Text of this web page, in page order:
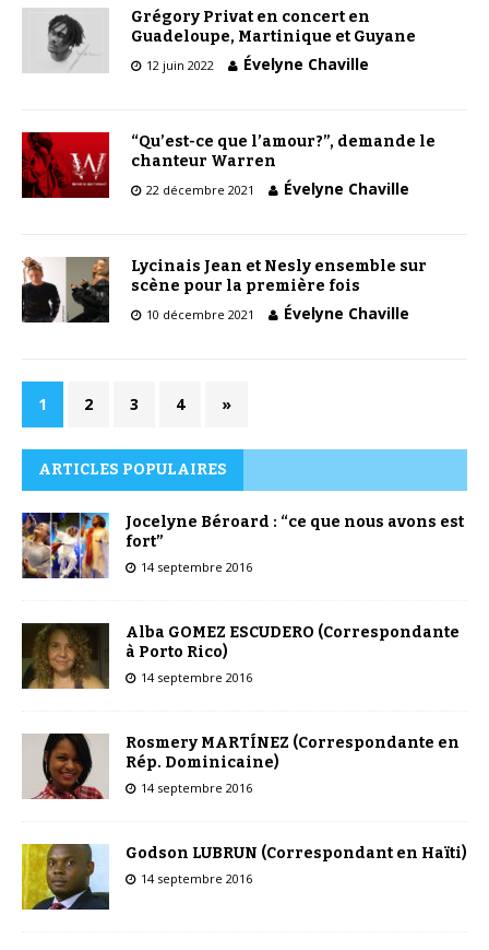
Grégory Privat en concert en
Guadeloupe, Martinique et Guyane
12 juin 2022 Évelyne Chaville
“Qu’est-ce que l’amour?”, demande le
chanteur Warren
22 décembre 2021 Évelyne Chaville
Lycinais Jean et Nesly ensemble sur
scène pour la première fois
10 décembre 2021 Évelyne Chaville
1 2 3 4 »
ARTICLES POPULAIRES
Jocelyne Béroard : “ce que nous avons est
fort”
14 septembre 2016
Alba GOMEZ ESCUDERO (Correspondante
à Porto Rico)
14 septembre 2016
Rosmery MARTÍNEZ (Correspondante en
Rép. Dominicaine)
14 septembre 2016
Godson LUBRUN (Correspondant en Haïti)
14 septembre 2016